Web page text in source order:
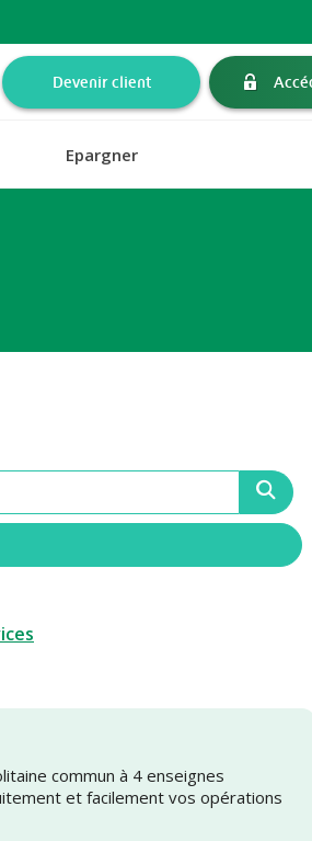
Devenir client
Epargner
commun à 4 enseignes
et facilement vos opérations